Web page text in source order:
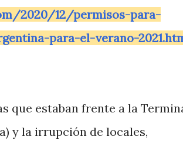
2020/12/permisos-para-
para-el-verano-
que estaban frente a la
y la irrupción de locales,